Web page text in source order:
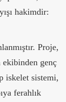
hakimdir:
Proje,
ekibinden genç
iskelet sistemi,
ferahlık